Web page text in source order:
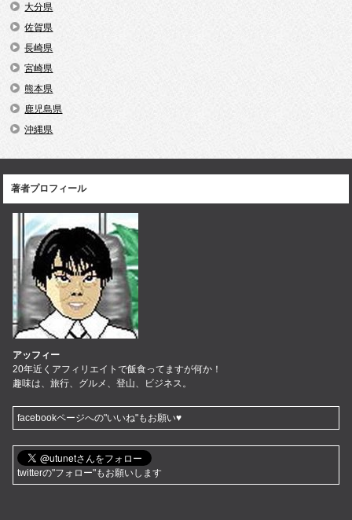
大分県
佐賀県
長崎県
宮崎県
熊本県
鹿児島県
沖縄県
著者プロフィール
アッフィー
20年近くアフィリエイトで飯食ってますが何か！
趣味は、旅行、グルメ、登山、ビジネス。
facebookページへの"いいね"もお願い♥
twitterの"フォロー"もお願いします